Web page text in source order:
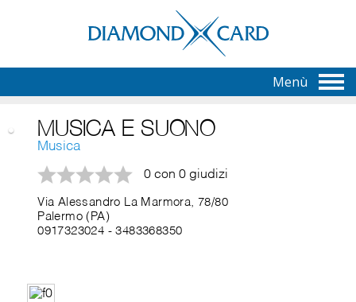
Menù
MUSICA E SUONO
Musica
0 con 0 giudizi
Via Alessandro La Marmora, 78/80
Palermo (PA)
0917323024 -3483368350